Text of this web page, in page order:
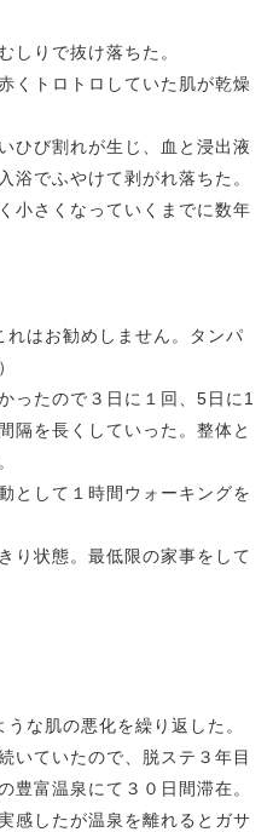
しりで抜け落ちた。
くトロトロしていた肌が乾燥
ひび割れが生じ、血と浸出液
浴でふやけて剥がれ落ちた。
小さくなっていくまでに数年
はお勧めしません。タンパ
ったので３日に１回、5日に1
隔を長くしていった。整体と
として１時間ウォーキングを
り状態。最低限の家事をして
な肌の悪化を繰り返した。
いていたので、脱ステ３年目
豊富温泉にて３０日間滞在。
感したが温泉を離れるとガサ